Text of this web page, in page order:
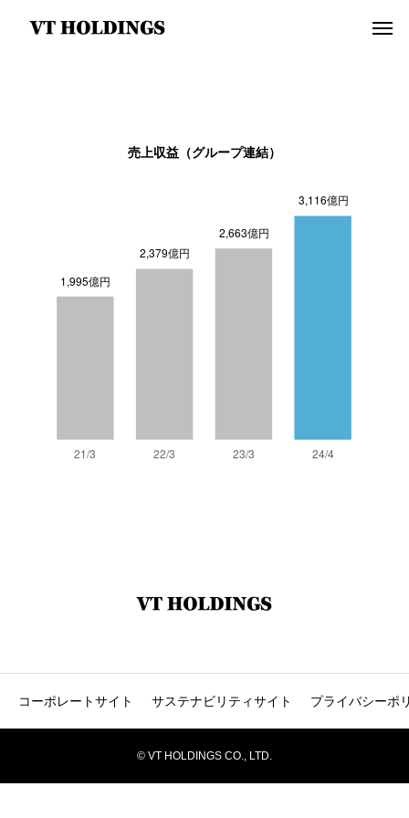
売上収益（グループ連結）
コーポレートサイト サステナビリティサイト プライバシーポ
© VT HOLDINGS CO., LTD.